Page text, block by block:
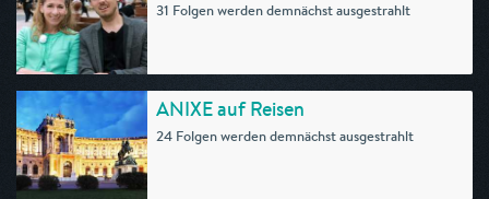
31 Folgen werden demnächst ausgestrahlt
ANIXE auf Reisen
24 Folgen werden demnächst ausgestrahlt